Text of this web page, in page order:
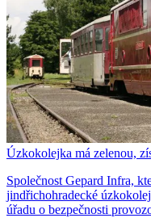
Úzkokolejka má zelenou,
Společnost Gepard Infra,
jindřichohradecké
úřadu o bezpečnosti